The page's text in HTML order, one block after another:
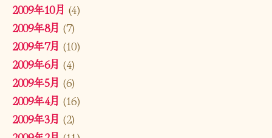
2009年10月 (4)
2009年8月 (7)
2009年7月 (10)
2009年6月 (4)
2009年5月 (6)
2009年4月 (16)
2009年3月 (2)